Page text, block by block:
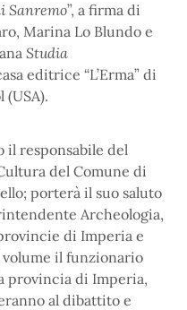
Sanremo”, a firma di
Marina Lo Blundo e
Studia
editrice “L’Erma” di
il responsabile del
del Comune di
porterà il suo saluto
Archeologia,
di Imperia e
il funzionario
provincia di Imperia,
al dibattito e